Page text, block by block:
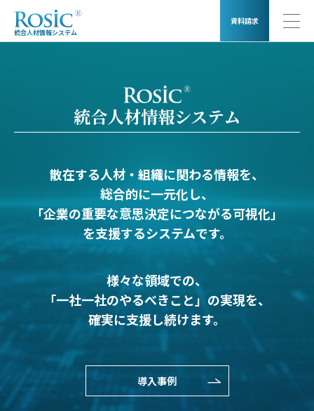
統合人材情報システム
資料請求
統合人材情報システム
散在する人材・組織に関わる情報を、
総合的に一元化し、
「企業の重要な意思決定につながる可視化」
を支援するシステムです。
様々な領域での、
「一社一社のやるべきこと」の実現を、
確実に支援し続けます。
導入事例